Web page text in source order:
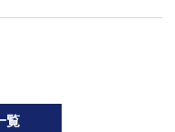
覧